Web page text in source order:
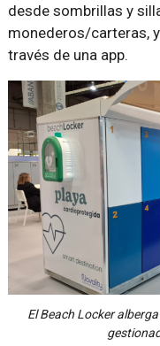
desde sombrillas y
monederos/carteras,
través de una app.
El Beach Locker